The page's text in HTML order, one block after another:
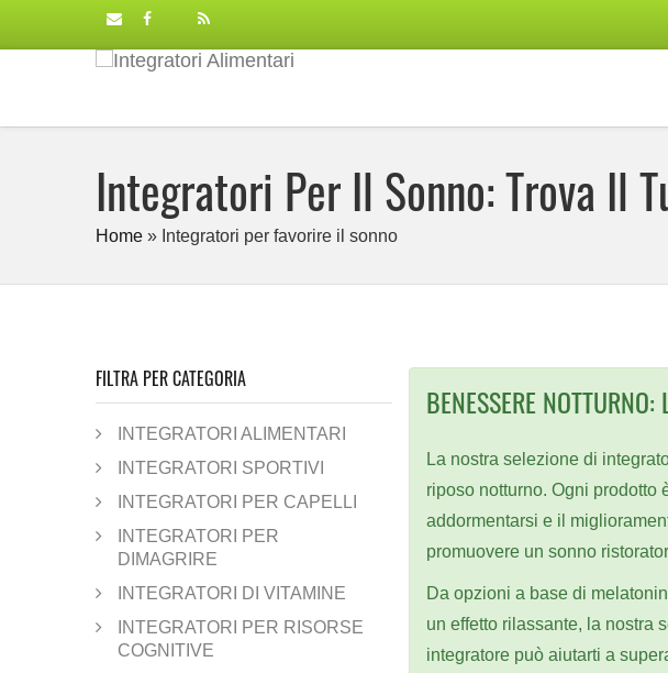
Integratori Per Il Sonno: Trova Il
Home » Integratori per favorire il sonno
FILTRA PER CATEGORIA
INTEGRATORI ALIMENTARI
INTEGRATORI SPORTIVI
INTEGRATORI PER CAPELLI
INTEGRATORI PER
DIMAGRIRE
INTEGRATORI DI VITAMINE
INTEGRATORI PER RISORSE
COGNITIVE
BENESSERE
La nostra selezione di
riposo notturno. Ogni
addormentarsi e il
promuovere un sonno
Da opzioni a base di
un effetto rilassante, la nostra
integratore può aiutarti a